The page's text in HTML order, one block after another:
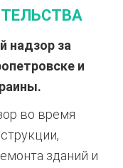
надзор за
и
во время
зданий и